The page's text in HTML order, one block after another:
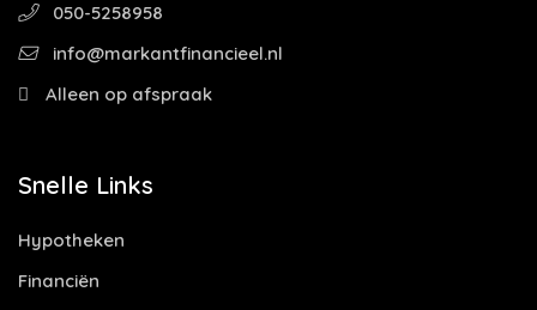
050-5258958
info@markantfinancieel.nl
Alleen op afspraak
Snelle Links
Hypotheken
Financiën